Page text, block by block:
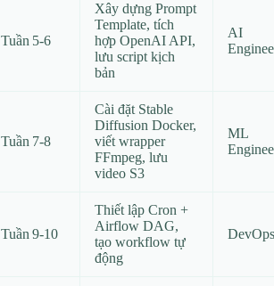
Tuần 5‑6
Xây dựng Prompt
Template, tích
hợp OpenAI API,
lưu script kịch
bản
AI
Tuần 7‑8
Cài đặt Stable
Diffusion Docker,
viết wrapper
FFmpeg, lưu
video S3
ML
Tuần 9‑10
Thiết lập Cron +
Airflow DAG,
tạo workflow tự
động
DevOps